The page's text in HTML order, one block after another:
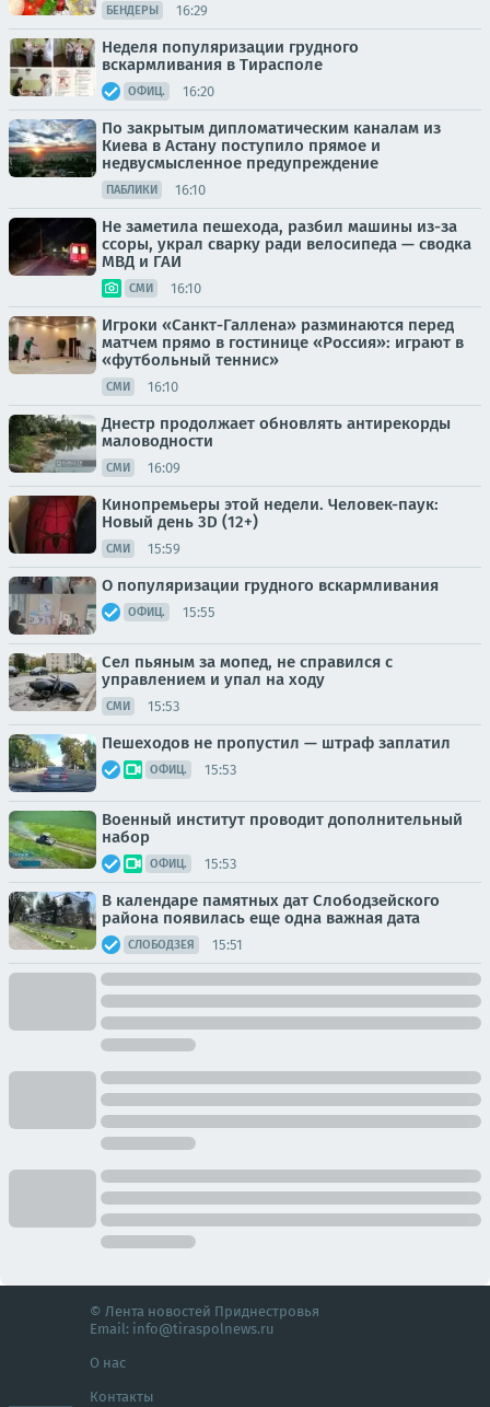
БЕНДЕРЫ 16:29
Неделя популяризации грудного
вскармливания в Тирасполе
ОФИЦ. 16:20
По закрытым дипломатическим каналам из
Киева в Астану поступило прямое и
недвусмысленное предупреждение
ПАБЛИКИ 16:10
Не заметила пешехода, разбил машины из-за
ссоры, украл сварку ради велосипеда — сводка
МВД и ГАИ
СМИ 16:10
Игроки «Санкт-Галлена» разминаются перед
матчем прямо в гостинице «Россия»: играют в
«футбольный теннис»
СМИ 16:10
Днестр продолжает обновлять антирекорды
маловодности
СМИ 16:09
Кинопремьеры этой недели. Человек-паук:
Новый день 3D (12+)
СМИ 15:59
О популяризации грудного вскармливания
ОФИЦ. 15:55
Сел пьяным за мопед, не справился с
управлением и упал на ходу
СМИ 15:53
Пешеходов не пропустил — штраф заплатил
ОФИЦ. 15:53
Военный институт проводит дополнительный
набор
ОФИЦ. 15:53
В календаре памятных дат Слободзейского
района появилась еще одна важная дата
СЛОБОДЗЕЯ 15:51
© Лента новостей Приднестровья
Email: info@tiraspolnews.ru
О нас
Контакты